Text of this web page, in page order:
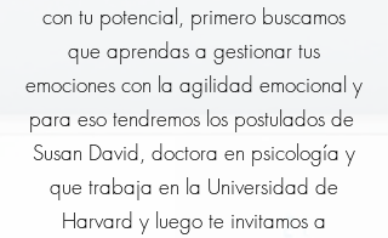
con tu potencial, primero buscamos
que aprendas a gestionar tus
emociones con la agilidad emocional y
para eso tendremos los postulados de
Susan David, doctora en psicología y
que trabaja en la Universidad de
Harvard y luego te invitamos a